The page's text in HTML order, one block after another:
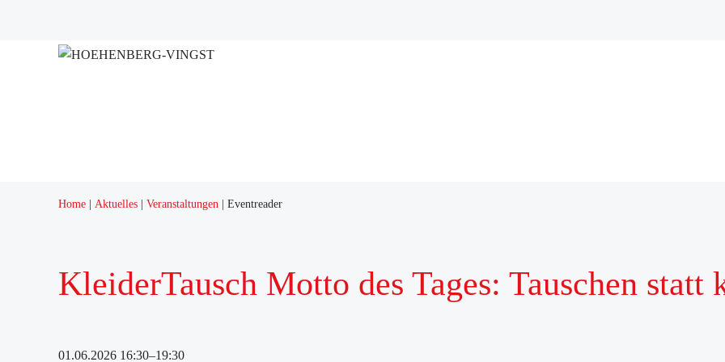
Home Aktuelles Veranstaltungen Eventreader
KleiderTausch Motto des Tages: Tauschen statt
01.06.2026 16:30–19:30